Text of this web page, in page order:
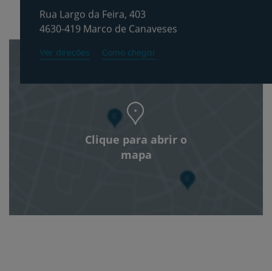
Rua Largo da Feira, 403
4630-419 Marco de Canaveses
Ver direções Como chegar
Clique para abrir o
mapa